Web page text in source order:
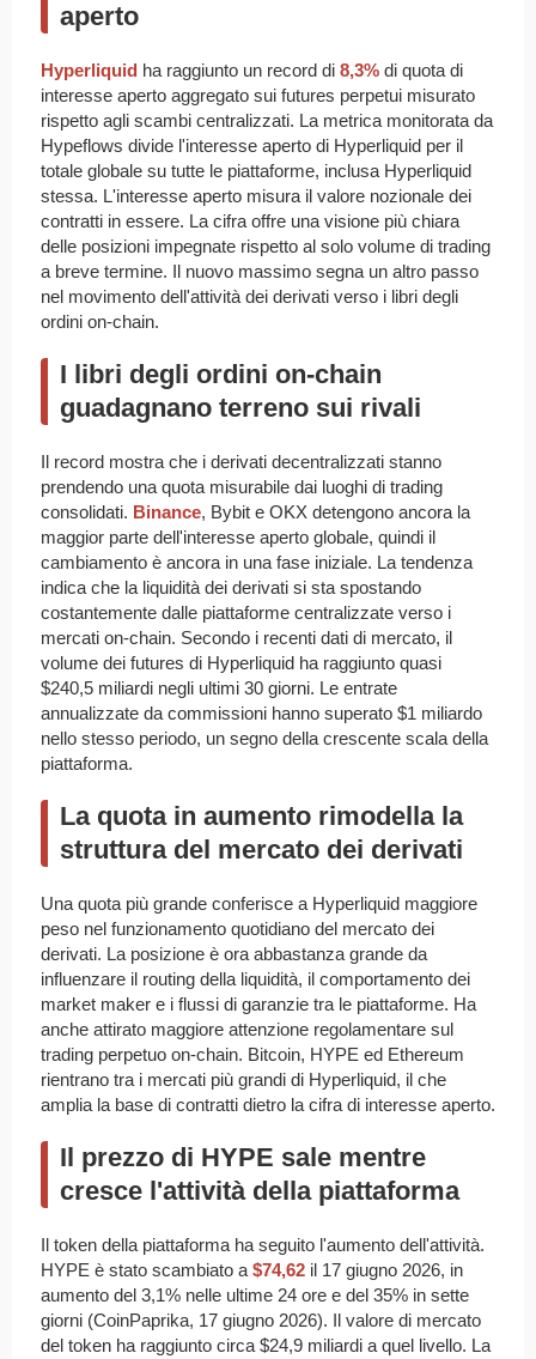
aperto
Hyperliquid ha raggiunto un record di 8,3% di quota di
interesse aperto aggregato sui futures perpetui misurato
rispetto agli scambi centralizzati. La metrica monitorata da
Hypeflows divide l'interesse aperto di Hyperliquid per il
totale globale su tutte le piattaforme, inclusa Hyperliquid
stessa. L'interesse aperto misura il valore nozionale dei
contratti in essere. La cifra offre una visione più chiara
delle posizioni impegnate rispetto al solo volume di trading
a breve termine. Il nuovo massimo segna un altro passo
nel movimento dell'attività dei derivati verso i libri degli
ordini on-chain.
I libri degli ordini on-chain
guadagnano terreno sui rivali
Il record mostra che i derivati decentralizzati stanno
prendendo una quota misurabile dai luoghi di trading
consolidati. Binance, Bybit e OKX detengono ancora la
maggior parte dell'interesse aperto globale, quindi il
cambiamento è ancora in una fase iniziale. La tendenza
indica che la liquidità dei derivati si sta spostando
costantemente dalle piattaforme centralizzate verso i
mercati on-chain. Secondo i recenti dati di mercato, il
volume dei futures di Hyperliquid ha raggiunto quasi
$240,5 miliardi negli ultimi 30 giorni. Le entrate
annualizzate da commissioni hanno superato $1 miliardo
nello stesso periodo, un segno della crescente scala della
piattaforma.
La quota in aumento rimodella la
struttura del mercato dei derivati
Una quota più grande conferisce a Hyperliquid maggiore
peso nel funzionamento quotidiano del mercato dei
derivati. La posizione è ora abbastanza grande da
influenzare il routing della liquidità, il comportamento dei
market maker e i flussi di garanzie tra le piattaforme. Ha
anche attirato maggiore attenzione regolamentare sul
trading perpetuo on-chain. Bitcoin, HYPE ed Ethereum
rientrano tra i mercati più grandi di Hyperliquid, il che
amplia la base di contratti dietro la cifra di interesse aperto.
Il prezzo di HYPE sale mentre
cresce l'attività della piattaforma
Il token della piattaforma ha seguito l'aumento dell'attività.
HYPE è stato scambiato a $74,62 il 17 giugno 2026, in
aumento del 3,1% nelle ultime 24 ore e del 35% in sette
giorni (CoinPaprika, 17 giugno 2026). Il valore di mercato
del token ha raggiunto circa $24,9 miliardi a quel livello. La